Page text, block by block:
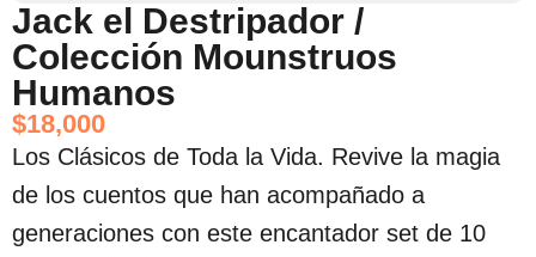
Jack el Destripador /
Colección Mounstruos
Humanos
$18,000
Los Clásicos de Toda la Vida. Revive la magia
de los cuentos que han acompañado a
generaciones con este encantador set de 10